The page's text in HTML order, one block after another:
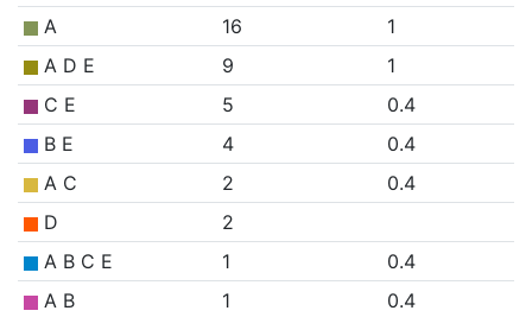
A
16
1
A D E
9
1
C E
5
0.4
B E
4
0.4
A C
2
0.4
D
2
A B C E
1
0.4
A B
1 0.4